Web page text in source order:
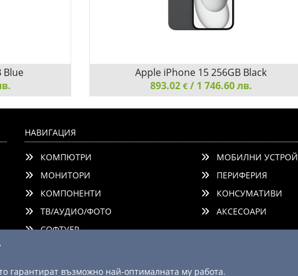
Сравни
Blue
Сравни
Apple iPhone 15 256GB Black
893.02 €/ 1 746.60 лв.
НАВИГАЦИЯ
КОМПЮТРИ
МОБИЛНИ
МОНИТОРИ
ПЕРИФЕРИЯ
КОМПОНЕНТИ
КОНСУМАТИВИ
ТВ/АУДИО/ФОТО
АКСЕСОАРИ
СОФТУЕР
гарантират възможно най-оптималната му работа.